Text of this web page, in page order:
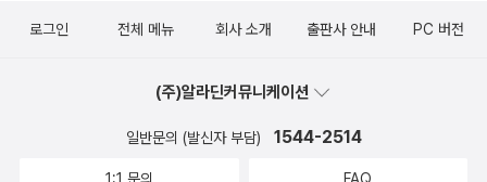
로그인 전체 메뉴 회사 소개 출판사 안내 PC 버전
(주)알라딘커뮤니케이션
일반문의 (발신자 부담) 1544-2514